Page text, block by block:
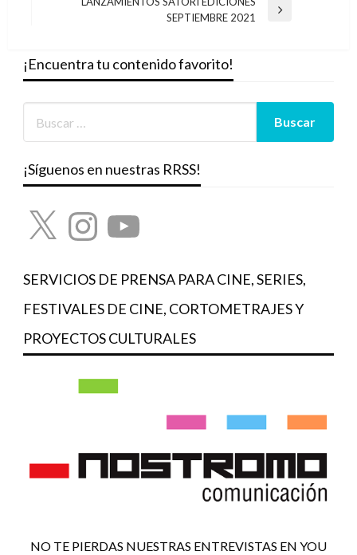
SEPTIEMBRE 2021
¡Encuentra tu contenido favorito!
¡Síguenos en nuestras RRSS!
X InstagramYouTube
SERVICIOS DE PRENSA PARA CINE, SERIES,
FESTIVALES DE CINE, CORTOMETRAJES Y
PROYECTOS CULTURALES
NO TE PIERDAS NUESTRAS ENTREVISTAS EN YOU